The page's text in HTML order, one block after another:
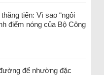
tiến: Vì sao “ngôi
điểm nóng của Bộ Công
để nhường đặc